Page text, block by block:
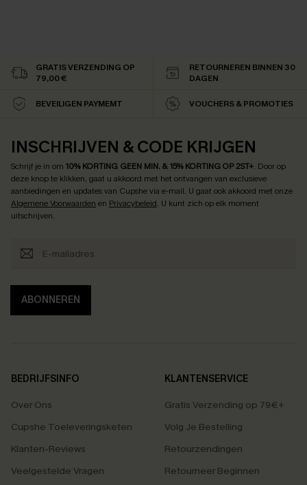
GRATIS VERZENDING OP
79,00 €
RETOURNEREN BINNEN 30
DAGEN
BEVEILIGEN PAYMEMT VOUCHERS & PROMOTIES
INSCHRIJVEN & CODE KRIJGEN
Schrijf je in om 10% KORTING GEEN MIN. & 15% KORTING OP 2ST+. Door op
deze knop te klikken, gaat u akkoord met het ontvangen van exclusieve
aanbiedingen en updates van Cupshe via e-mail. U gaat ook akkoord met onze
Algemene Voorwaarden en Privacybeleid. U kunt zich op elk moment
uitschrijven.
ABONNEREN
BEDRIJFSINFO
Over Ons
Cupshe Toeleveringsketen
Klanten-Reviews
Veelgestelde Vragen
KLANTENSERVICE
Gratis Verzending op 79€+
Volg Je Bestelling
Retourzendingen
Retourneer Beginnen